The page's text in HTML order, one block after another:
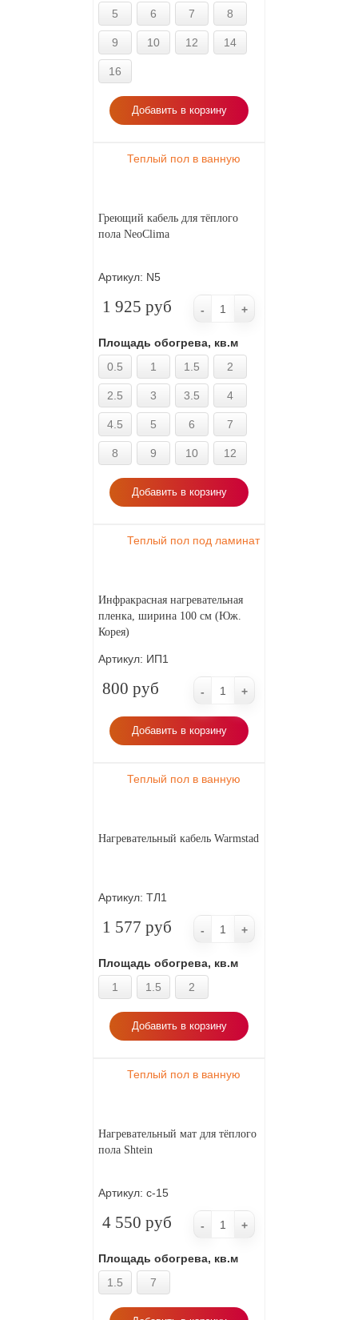
5 6 7 8
9 10 12 14
16
Добавить в корзину
Теплый пол в ванную
Греющий кабель для тёплого
пола NeoClima
Артикул: N5
1 925 руб
Площадь обогрева, кв.м
0.5
1 1.5 2
2.5 3 3.5 4
4.5 5 6 7
8 9 10 12
- +
Добавить в корзину
Теплый пол под ламинат
Инфракрасная нагревательная
пленка, ширина 100 см (Юж.
Корея)
Артикул: ИП1
800 руб - +
Добавить в корзину
Теплый пол в ванную
Нагревательный кабель Warmstad
Артикул: ТЛ1
1 577 руб
Площадь обогрева, кв.м
1
1.5 2
- +
Добавить в корзину
Теплый пол в ванную
Нагревательный мат для тёплого
пола Shtein
Артикул: с-15
4 550 руб
Площадь обогрева, кв.м
1.5
7
- +